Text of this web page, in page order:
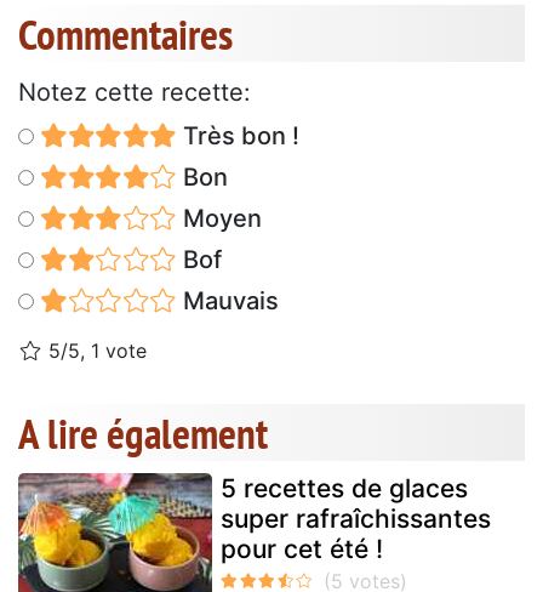
Commentaires
Notez cette recette:
Très bon !
Bon
Moyen
Bof
Mauvais
5/5, 1 vote
A lire également
5 recettes de glaces
super rafraîchissantes
pour cet été !